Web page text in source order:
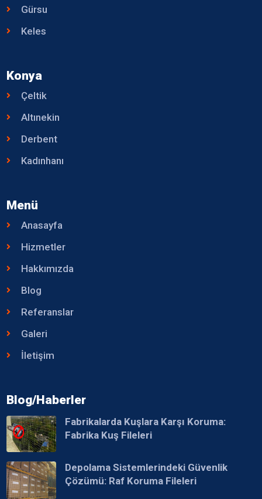
Gürsu
Keles
Konya
Çeltik
Altınekin
Derbent
Kadınhanı
Menü
Anasayfa
Hizmetler
Hakkımızda
Blog
Referanslar
Galeri
İletişim
Blog/Haberler
Fabrikalarda Kuşlara Karşı Koruma:
Fabrika Kuş Fileleri
Depolama Sistemlerindeki Güvenlik
Çözümü: Raf Koruma Fileleri